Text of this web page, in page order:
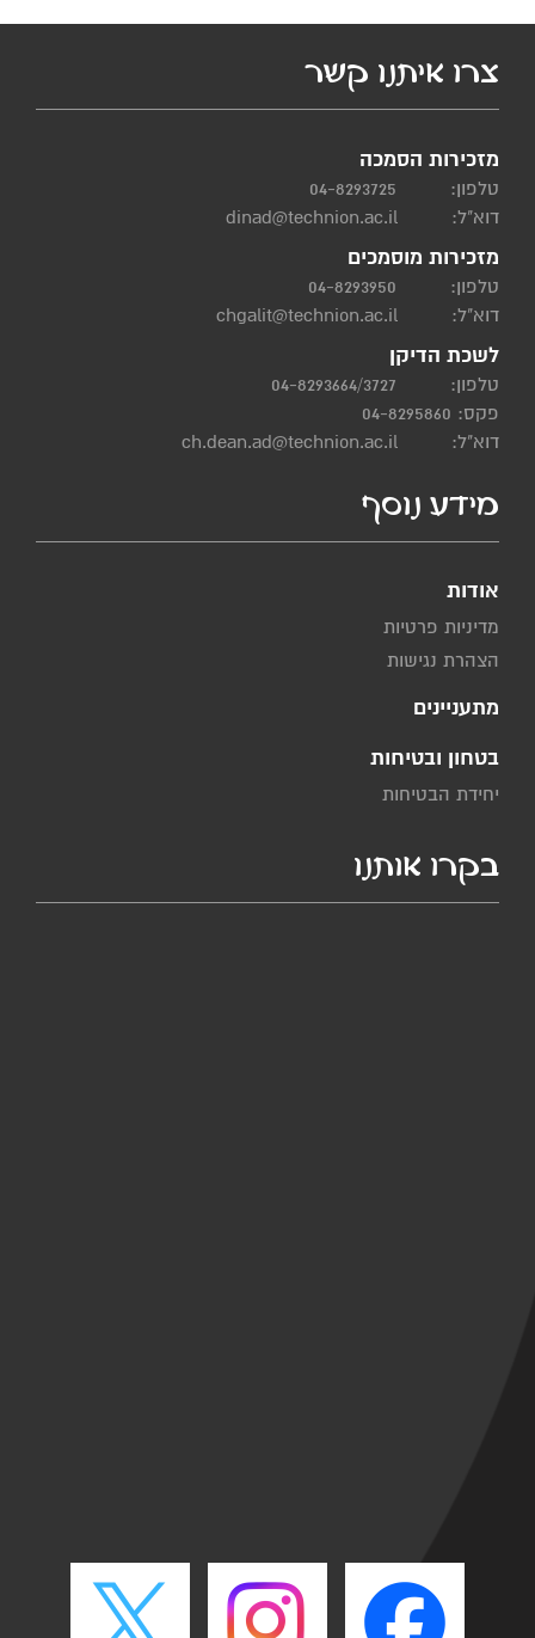
צרו איתנו קשר
מזכירות הסמכה
טלפון:
04-8293725
דוא"ל:
dinad@technion.ac.il
מזכירות מוסמכים
טלפון:
04-8293950
דוא"ל:
chgalit@technion.ac.il
לשכת הדיקן
טלפון:
04-8293664/3727
פקס: 04-8295860
דוא"ל:
ch.dean.ad@technion.ac.il
מידע נוסף
אודות
מדיניות פרטיות
הצהרת נגישות
מתעניינים
בטחון ובטיחות
יחידת הבטיחות
בקרו אותנו